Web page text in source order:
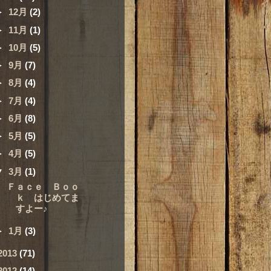
12月 (2)
11月 (1)
10月 (5)
9月 (7)
8月 (4)
7月 (4)
6月 (8)
5月 (5)
4月 (5)
3月 (1)
Ｆａｃｅ Ｂｏｏ
ｋ はじめてま
すよー♪
1月 (3)
(71)